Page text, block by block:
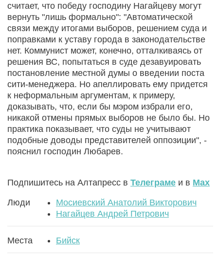
считает, что победу господину Нагайцеву могут
вернуть "лишь формально": "Автоматической
связи между итогами выборов, решением суда и
поправками к уставу города в законодательстве
нет. Коммунист может, конечно, отталкиваясь от
решения ВС, попытаться в суде дезавуировать
постановление местной думы о введении поста
сити-менеджера. Но апеллировать ему придется
к неформальным аргументам, к примеру,
доказывать, что, если бы мэром избрали его,
никакой отмены прямых выборов не было бы. Но
практика показывает, что суды не учитывают
подобные доводы представителей оппозиции", -
пояснил господин Любарев.
Подпишитесь на Алтапресс в Телеграме и в Max
Люди
Мосиевский Анатолий Викторович
Нагайцев Андрей Петрович
Места Бийск